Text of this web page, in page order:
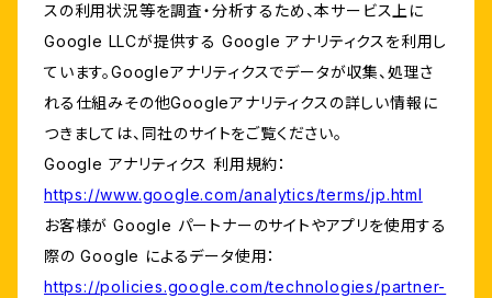
スの利用状況等を調査・分析するため、本サービス上に
Google LLCが提供する Google アナリティクスを利用し
ています。Googleアナリティクスでデータが収集、処理さ
れる仕組みその他Googleアナリティクスの詳しい情報に
つきましては、同社のサイトをご覧ください。
Google アナリティクス 利用規約：
https://www.google.com/analytics/terms/jp.html
お客様が Google パートナーのサイトやアプリを使用する
際の Google によるデータ使用：
https://policies.google.com/technologies/partner-